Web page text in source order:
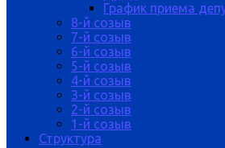
График приема
8-й созыв
7-й созыв
6-й созыв
5-й созыв
4-й созыв
3-й созыв
2-й созыв
1-й созыв
Структура